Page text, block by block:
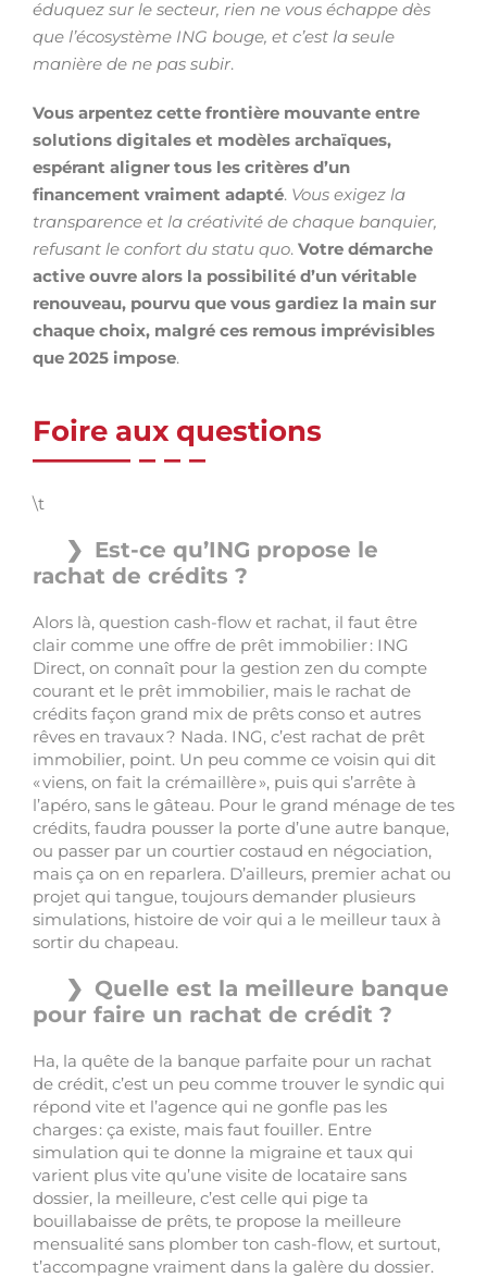
éduquez sur le secteur, rien ne vous échappe dès
que l’écosystème ING bouge, et c’est la seule
manière de ne pas subir.
Vous arpentez cette frontière mouvante entre
solutions digitales et modèles archaïques,
espérant aligner tous les critères d’un
financement vraiment adapté. Vous exigez la
transparence et la créativité de chaque banquier,
refusant le confort du statu quo. Votre démarche
active ouvre alors la possibilité d’un véritable
renouveau, pourvu que vous gardiez la main sur
chaque choix, malgré ces remous imprévisibles
que 2025 impose.
Foire aux questions
\t
Est-ce qu’ING propose le
rachat de crédits ?
Alors là, question cash-flow et rachat, il faut être
clair comme une offre de prêt immobilier : ING
Direct, on connaît pour la gestion zen du compte
courant et le prêt immobilier, mais le rachat de
crédits façon grand mix de prêts conso et autres
rêves en travaux ? Nada. ING, c’est rachat de prêt
immobilier, point. Un peu comme ce voisin qui dit
« viens, on fait la crémaillère », puis qui s’arrête à
l’apéro, sans le gâteau. Pour le grand ménage de tes
crédits, faudra pousser la porte d’une autre banque,
ou passer par un courtier costaud en négociation,
mais ça on en reparlera. D’ailleurs, premier achat ou
projet qui tangue, toujours demander plusieurs
simulations, histoire de voir qui a le meilleur taux à
sortir du chapeau.
Quelle est la meilleure banque
pour faire un rachat de crédit ?
Ha, la quête de la banque parfaite pour un rachat
de crédit, c’est un peu comme trouver le syndic qui
répond vite et l’agence qui ne gonfle pas les
charges : ça existe, mais faut fouiller. Entre
simulation qui te donne la migraine et taux qui
varient plus vite qu’une visite de locataire sans
dossier, la meilleure, c’est celle qui pige ta
bouillabaisse de prêts, te propose la meilleure
mensualité sans plomber ton cash-flow, et surtout,
t’accompagne vraiment dans la galère du dossier.